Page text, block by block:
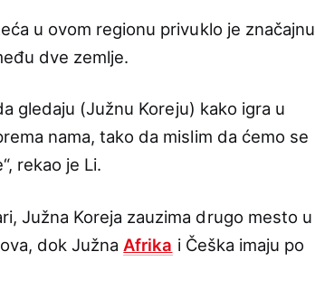
u ovom regionu privuklo je značajnu
dve zemlje.
gledaju (Južnu Koreju) kako igra u
nama, tako da mislim da ćemo se
rekao je Li.
Južna Koreja zauzima drugo mesto u
dok Južna Afrika i Češka imaju po